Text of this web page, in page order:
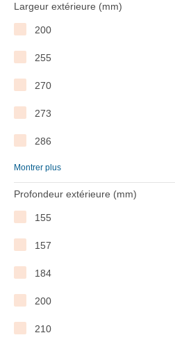
Tristar
XXLselect
Largeur extérieure (mm)
200
255
270
273
286
290
300
315
325
340
345
350
Montrer plus
Profondeur extérieure (mm)
155
157
184
200
210